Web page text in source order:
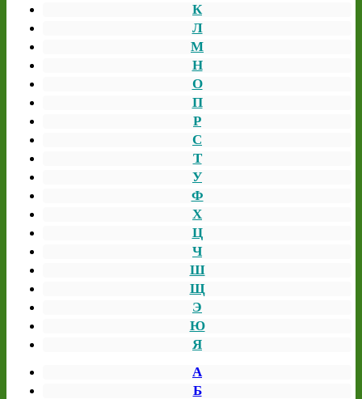
К
Л
М
Н
О
П
Р
С
Т
У
Ф
Х
Ц
Ч
Ш
Щ
Э
Ю
Я
А
Б